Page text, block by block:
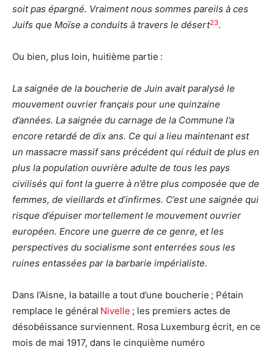
soit pas épargné. Vraiment nous sommes pareils à ces
Juifs que Moïse a conduits à travers le désert23.
Ou bien, plus loin, huitième partie :
La saignée de la boucherie de Juin avait paralysé le
mouvement ouvrier français pour une quinzaine
d’années. La saignée du carnage de la Commune l’a
encore retardé de dix ans. Ce qui a lieu maintenant est
un massacre massif sans précédent qui réduit de plus en
plus la population ouvrière adulte de tous les pays
civilisés qui font la guerre à n’être plus composée que de
femmes, de vieillards et d’infirmes. C’est une saignée qui
risque d’épuiser mortellement le mouvement ouvrier
européen. Encore une guerre de ce genre, et les
perspectives du socialisme sont enterrées sous les
ruines entassées par la barbarie impérialiste.
Dans l’Aisne, la bataille a tout d’une boucherie ; Pétain
remplace le général Nivelle ; les premiers actes de
désobéissance surviennent. Rosa Luxemburg écrit, en ce
mois de mai 1917, dans le cinquième numéro